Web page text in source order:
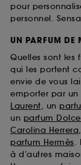
pour
personnel.
UN PARFUM DE
Quelles sont les
qui les portent
envie de vous
emporter par un
Laurent, un
un parfum
Carolina Herrera
parfum Hermès.
à d’autres